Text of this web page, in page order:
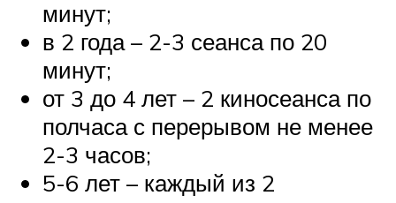
минут;
в 2 года – 2-3 сеанса по 20
минут;
от 3 до 4 лет – 2 киносеанса по
полчаса с перерывом не менее
2-3 часов;
5-6 лет – каждый из 2